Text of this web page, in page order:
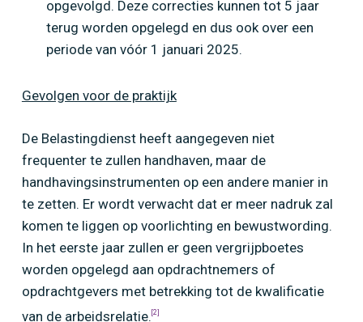
opgevolgd. Deze correcties kunnen tot 5 jaar
terug worden opgelegd en dus ook over een
periode van vóór 1 januari 2025.
Gevolgen voor de praktijk
De Belastingdienst heeft aangegeven niet
frequenter te zullen handhaven, maar de
handhavingsinstrumenten op een andere manier in
te zetten. Er wordt verwacht dat er meer nadruk zal
komen te liggen op voorlichting en bewustwording.
In het eerste jaar zullen er geen vergrijpboetes
worden opgelegd aan opdrachtnemers of
opdrachtgevers met betrekking tot de kwalificatie
van de arbeidsrelatie. [2]